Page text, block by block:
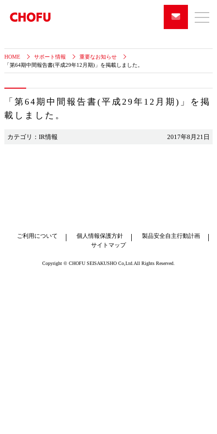
HOME サポート情報
重要なお知らせ
「第64期中間報告書(平成29年12月期)」を掲載しました。
「第64期中間報告書(平成29年12月期)」を掲
載しました。
カテゴリ：IR情報 2017年8月21日
ご利用について 個人情報保護方針
製品安全自主行動計画
サイトマップ
Copyright © CHOFU SEISAKUSHO Co,Ltd.All Rights Reserved.